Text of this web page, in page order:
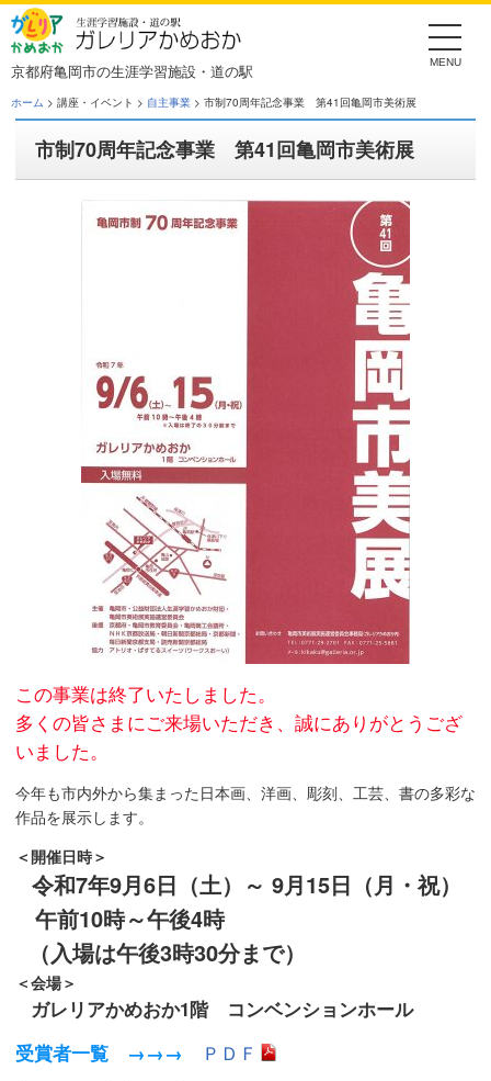
Skip
to
the
content
京都府亀岡市の生涯学習施設・道の駅
ホーム > 講座・イベント > 自主事業 > 市制70周年記念事業 第41回亀岡市美術展
市制70周年記念事業 第41回亀岡市美術展
この事業は終了いたしました。
多くの皆さまにご来場いただき、誠にありがとうござ
いました。
今年も市内外から集まった日本画、洋画、彫刻、工芸、書の多彩な
作品を展示します。
＜開催日時＞
令和7年9月6日（土）～ 9月15日（月・祝）
午前10時～午後4時
（入場は午後3時30分まで）
＜会場＞
ガレリアかめおか1階 コンベンションホール
受賞者一覧 →→→
ＰＤＦ